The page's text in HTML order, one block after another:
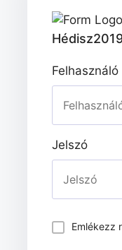
Felhasználó
Jelszó
Emlékezz